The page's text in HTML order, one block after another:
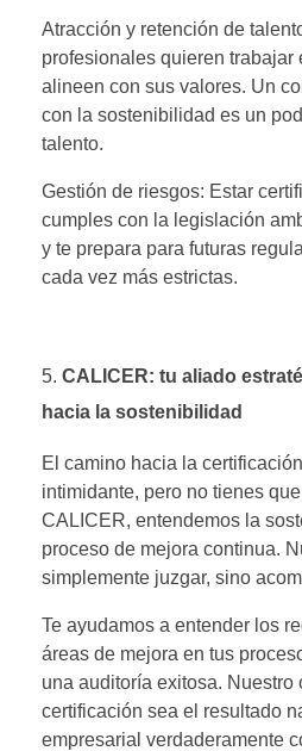
Atracción y retención de
profesionales quieren trabajar
alineen con sus valores. Un
con la sostenibilidad es un
talento.
Gestión de riesgos: Estar
cumples con la legislación
y te prepara para futuras
cada vez más estrictas.
CALICER: tu aliado
hacia la sostenibilidad
El camino hacia la
intimidante, pero no tienes
CALICER, entendemos la
proceso de mejora continua.
simplemente juzgar, sino
Te ayudamos a entender los
áreas de mejora en tus
una auditoría exitosa. Nuestro
certificación sea el resultado
empresarial verdaderamente